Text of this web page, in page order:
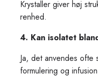
Krystaller giver høj
renhed.
4. Kan isolatet
Ja, det anvendes ofte
formulering og